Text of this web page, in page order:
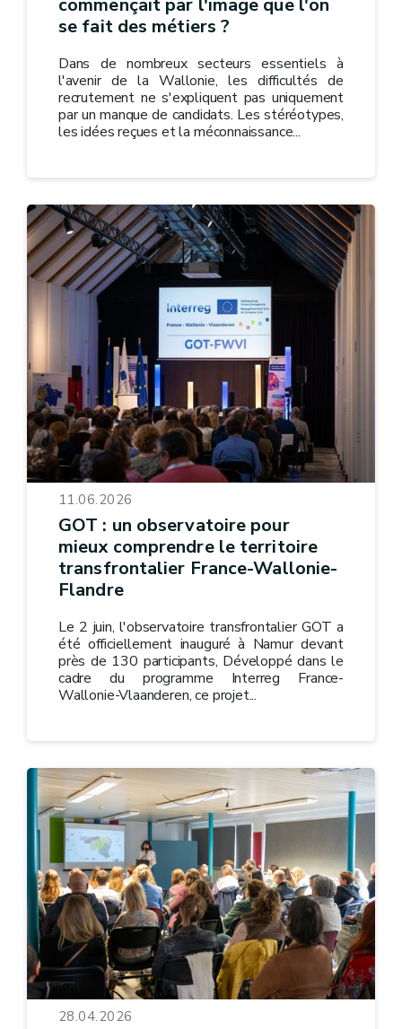
se fait des métiers ?
Dans de nombreux secteurs essentiels à
l'avenir de la Wallonie, les difficultés de
recrutement ne s'expliquent pas uniquement
par un manque de candidats. Les stéréotypes,
les idées reçues et la méconnaissance...
11.06.2026
GOT : un observatoire pour
mieux comprendre le territoire
transfrontalier France-Wallonie-
Flandre
Le 2 juin, l'observatoire transfrontalier GOT a
été officiellement inauguré à Namur devant
près de 130 participants, Développé dans le
cadre du programme Interreg France-
Wallonie-Vlaanderen, ce projet...
28.04.2026